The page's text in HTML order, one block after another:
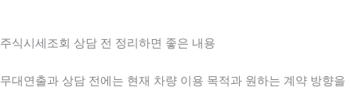
주식시세조회 상담 전 정리하면 좋은 내용
무대연출과 상담 전에는 현재 차량 이용 목적과 원하는 계약 방향을